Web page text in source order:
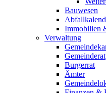
Bauwesen
Immobilien
Verwaltung
Gemeinderat
Burgerrat
Ämter